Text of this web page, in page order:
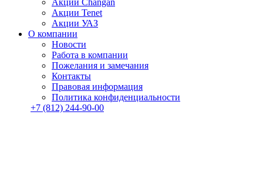
Акции Changan
Акции Tenet
Акции УАЗ
О компании
Новости
Работа в компании
Пожелания и замечания
Контакты
Правовая информация
Политика конфиденциальности
+7 (812) 244-90-00